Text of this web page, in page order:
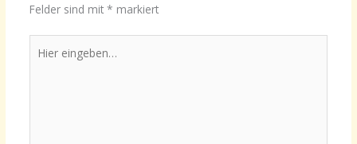
Felder sind mit * markiert
eingeben…